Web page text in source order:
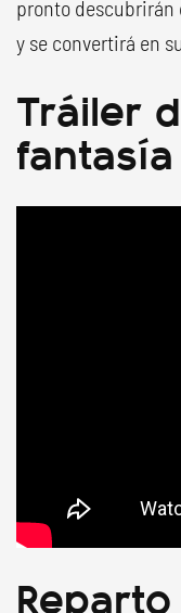
pronto descubrirán
y se convertirá en
Tráiler
fantasía